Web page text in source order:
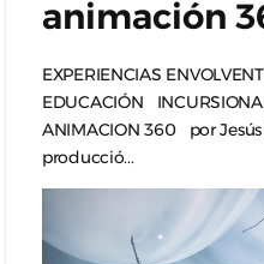
animación
EXPERIENCIAS
EDUCACIÓN
ANIMACION 360 por Jesús
producció...